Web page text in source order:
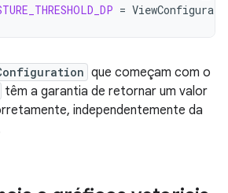
=
que começam com o
têm a garantia de retornar um valor
independentemente da